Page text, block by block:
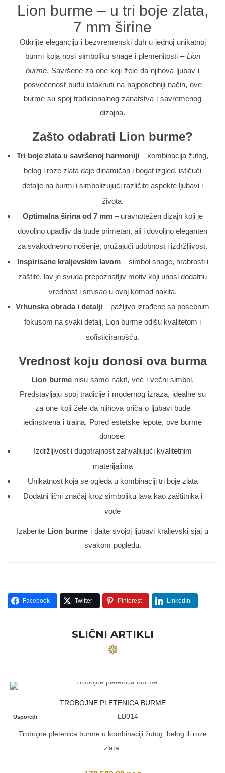
Lion burme – u tri boje zlata,
7 mm širine
Otkrijte eleganciju i bezvremenski duh u jednoj unikatnoj
burmi koja nosi simboliku snage i plemenitosti – Lion
burme. Savršene za one koji žele da njihova ljubav i
posvećenost budu istaknuti na najposebniji način, ove
burme su spoj tradicionalnog zanatstva i savremenog
dizajna.
Zašto odabrati Lion burme?
Tri boje zlata u savršenoj harmoniji – kombinacija žutog,
belog i roze zlata daje dinamičan i bogat izgled, ističući
detalje na burmi i simbolizujući različite aspekte ljubavi i
života.
Optimalna širina od 7 mm– uravnotežen dizajn koji je
dovoljno upadljiv da bude primetan, ali i dovoljno eleganten
za svakodnevno nošenje, pružajući udobnost i izdržljivost.
Inspirisane kraljevskim lavom– simbol snage, hrabrosti i
zaštite, lav je svuda prepoznatljiv motiv koji unosi dodatnu
vrednost i smisao u ovaj komad nakita.
Vrhunska obrada i detalji – pažljivo izrađene sa posebnim
fokusom na svaki detalj, Lion burme odišu kvalitetom i
sofisticiranošću.
Vrednost koju donosi ova burma
Lion burme nisu samo nakit, već i večni simbol.
Predstavljaju spoj tradicije i modernog izraza, idealne su
za one koji žele da njihova priča o ljubavi bude
jedinstvena i trajna. Pored estetske lepote, ove burme
donose:
Izdržljivost i dugotrajnost zahvaljujući kvalitetnim
materijalima
Unikatnost koja se ogleda u kombinaciji tri boje zlata
Dodatni lični značaj kroz simboliku lava kao zaštitnika i
vođe
Izaberite Lion burme i dajte svojoj ljubavi kraljevski sjaj u
svakom pogledu.
Facebook Twitter Pinterest LinkedIn
SLIČNI ARTIKLI
TROBOJNE PLETENICA BURME
Usporedi LB014
Trobojne pletenica burme u kombinaciji žutog, belog ili roze
zlata.